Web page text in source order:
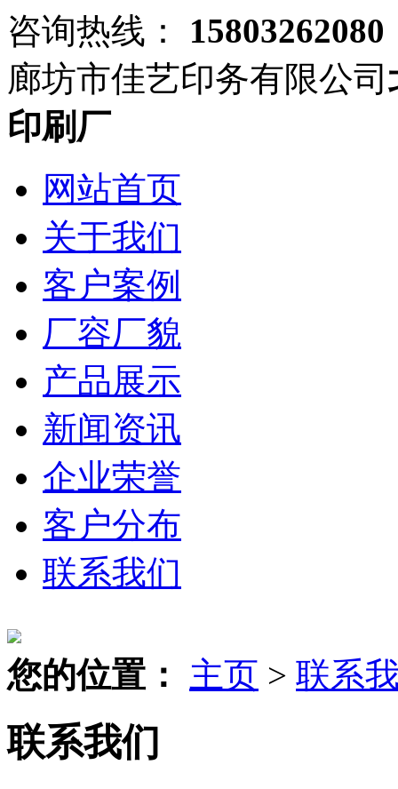
咨询热线：
15803262080
廊坊市佳艺印务有限公司
印刷厂
网站首页
关于我们
客户案例
厂容厂貌
产品展示
新闻资讯
企业荣誉
客户分布
联系我们
您的位置： 主页 > 联系
联系我们